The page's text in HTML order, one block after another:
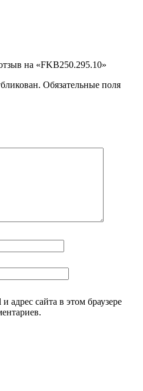
на «FKB250.295.10»
Обязательные поля
адрес сайта в этом браузере